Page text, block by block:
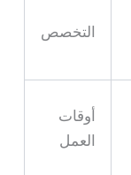
التخصص
أوقات
العمل